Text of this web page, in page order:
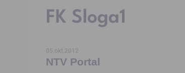
FK Sloga1
05.okt.2012
NTV Portal